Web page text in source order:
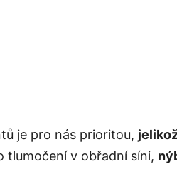
je pro nás prioritou,
tlumočení v obřadní síni,